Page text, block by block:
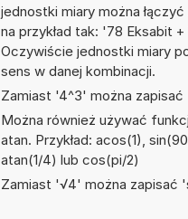
jednostki miary można
na przykład tak: '78 Eksabit
Oczywiście jednostki miary
sens w danej kombinacji.
Zamiast '4^3' można
Można również używać
atan. Przykład: acos(1),
atan(1/4) lub cos(pi/2)
Zamiast '√4' można zapisać